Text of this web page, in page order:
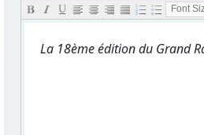
Font
La 18ème édition du Grand